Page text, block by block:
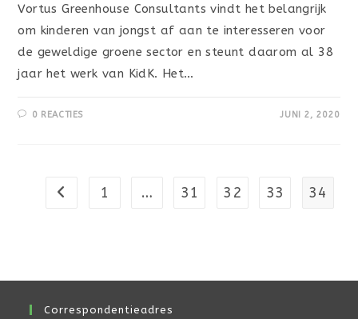
Vortus Greenhouse Consultants vindt het belangrijk
om kinderen van jongst af aan te interesseren voor
de geweldige groene sector en steunt daarom al 38
jaar het werk van KidK. Het…
0 REACTIES JUNI 2, 2020
Naar vorige pagina
1 … 31 32 33 34
Correspondentieadres